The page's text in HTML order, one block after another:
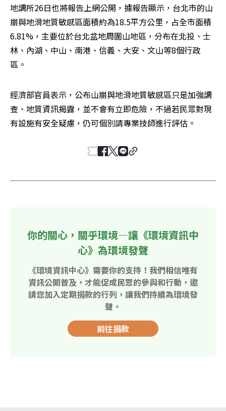
地調所26日也將報告上網公開，據報告顯示，台北市的山
崩與地滑地質敏感區面積約為18.5平方公里，占全市面積
6.81%，主要位於台北盆地周圍山地區，分布在北投、士
林、內湖、中山、南港、信義、大安、文山等8個行政
區。
經濟部官員表示，公布山崩與地滑地質敏感區只是加強調
查、地質資訊揭露，並不會有立即危險，不過若民眾對現
有設施有安全疑慮，仍可個別請專業技師進行評估。
你的關心，關乎環境—讓《環境資訊中
心》為環境發聲
《環境資訊中心》需要你的支持！我們相信唯有
資訊公開普及，才能促成民眾的參與和行動，邀
請您加入定期捐款的行列，讓我們持續為環境發
聲。
前往捐款